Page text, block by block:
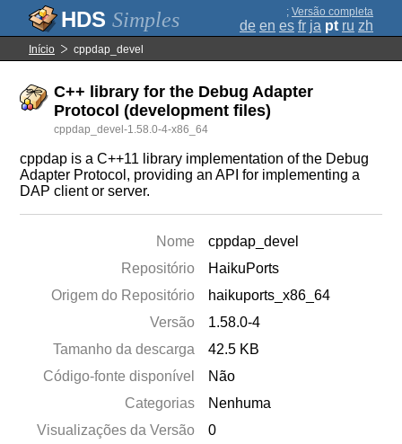
Simples ; Versão completa
de en es fr ja pt ru zh
Início cppdap_devel
C++ library for the Debug Adapter
Protocol (development files)
cppdap_devel-1.58.0-4-x86_64
cppdap is a C++11 library implementation of the Debug
Adapter Protocol, providing an API for implementing a
DAP client or server.
Nome
cppdap_devel
Repositório
HaikuPorts
Origem do Repositório
haikuports_x86_64
Versão
1.58.0-4
Tamanho da descarga
42.5 KB
Código-fonte disponível
Não
Categorias
Nenhuma
Visualizações da Versão
0